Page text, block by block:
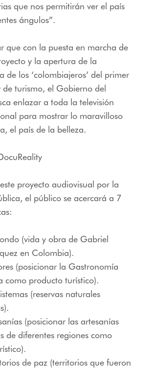
que nos permitirán ver el país
ángulos”.
que con la puesta en marcha de
y la apertura de la
de los ‘colombiajeros’ del primer
de turismo, el Gobierno del
enlazar a toda la televisión
para mostrar lo maravilloso
el país de la belleza.
proyecto audiovisual por la
el público se acercará a 7
(vida y obra de Gabriel
en Colombia).
(posicionar la Gastronomía
como producto turístico).
(reservas naturales
(posicionar las artesanías
de diferentes regiones como
de paz (territorios que fueron